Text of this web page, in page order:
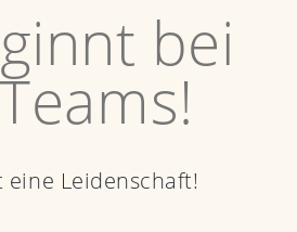
bei
Leidenschaft!